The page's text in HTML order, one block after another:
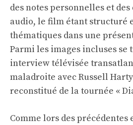
des notes personnelles et
audio, le film étant structuré
thématiques dans une
Parmi les images incluses se
interview télévisée
maladroite avec Russell
reconstitué de la tournée «
Comme lors des précédentes